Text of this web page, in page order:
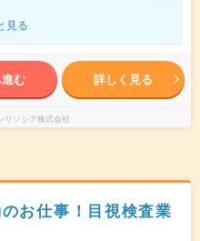
見る
む 詳しく見る
リソシア株式会社
お仕事！目視検査業